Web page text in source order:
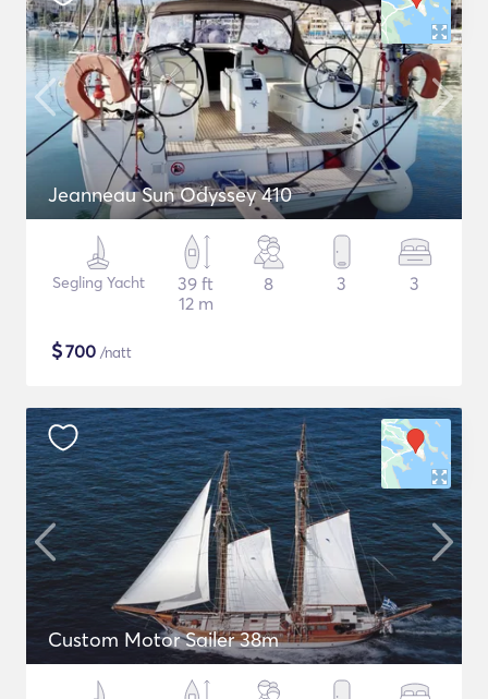
Jeanneau Sun Odyssey 410
Segling Yacht
39 ft
12 m
8 3 3
$700 /natt
Custom Motor Sailer 38m